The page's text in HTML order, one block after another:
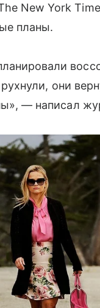
New York
планы.
они
— написал